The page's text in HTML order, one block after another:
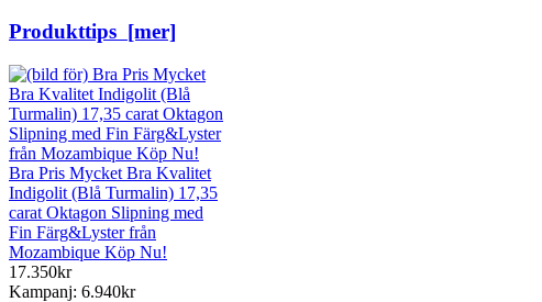
Produkttips [mer]
Bra Pris Mycket Bra Kvalitet
Indigolit (Blå Turmalin) 17,35
carat Oktagon Slipning med
Fin Färg&Lyster från
Mozambique Köp Nu!
17.350kr
Kampanj: 6.940kr